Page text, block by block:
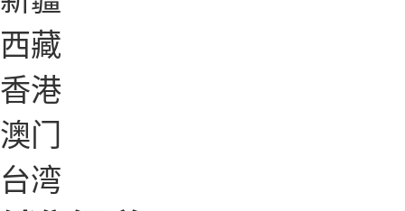
西藏
香港
澳门
台湾